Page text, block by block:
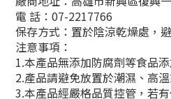
電 話：07-2217766
保存方式： 置於陰涼乾燥處 ，
注意事項：
1.本產品無添加防腐劑等食品
2.產品請避免放置於潮濕、高
3.本產品經嚴格品質控管，若